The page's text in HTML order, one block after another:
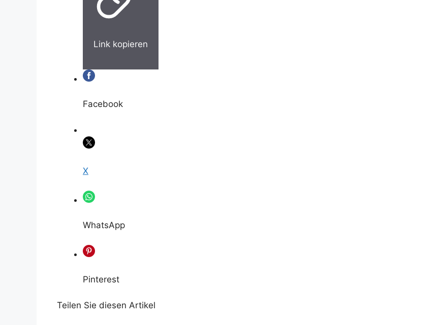
Link kopieren
Facebook
X
WhatsApp
Pinterest
Teilen Sie diesen Artikel